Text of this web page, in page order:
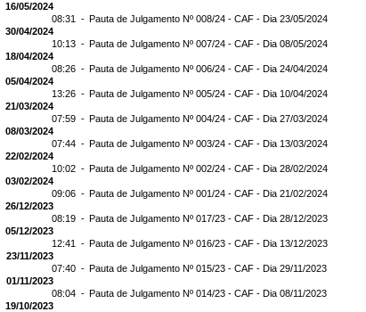
16/05/2024
08:31 - Pauta de Julgamento Nº 008/24 - CAF - Dia 23/05/2024
30/04/2024
10:13 - Pauta de Julgamento Nº 007/24 - CAF - Dia 08/05/2024
18/04/2024
08:26 - Pauta de Julgamento Nº 006/24 - CAF - Dia 24/04/2024
05/04/2024
13:26 - Pauta de Julgamento Nº 005/24 - CAF - Dia 10/04/2024
21/03/2024
07:59 - Pauta de Julgamento Nº 004/24 - CAF - Dia 27/03/2024
08/03/2024
07:44 - Pauta de Julgamento Nº 003/24 - CAF - Dia 13/03/2024
22/02/2024
10:02 - Pauta de Julgamento Nº 002/24 - CAF - Dia 28/02/2024
03/02/2024
09:06 - Pauta de Julgamento Nº 001/24 - CAF - Dia 21/02/2024
26/12/2023
08:19 - Pauta de Julgamento Nº 017/23 - CAF - Dia 28/12/2023
05/12/2023
12:41 - Pauta de Julgamento Nº 016/23 - CAF - Dia 13/12/2023
23/11/2023
07:40 - Pauta de Julgamento Nº 015/23 - CAF - Dia 29/11/2023
01/11/2023
08:04 - Pauta de Julgamento Nº 014/23 - CAF - Dia 08/11/2023
19/10/2023